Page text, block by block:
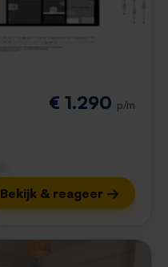
€ 1.290 p/m
Bekijk & reageer →